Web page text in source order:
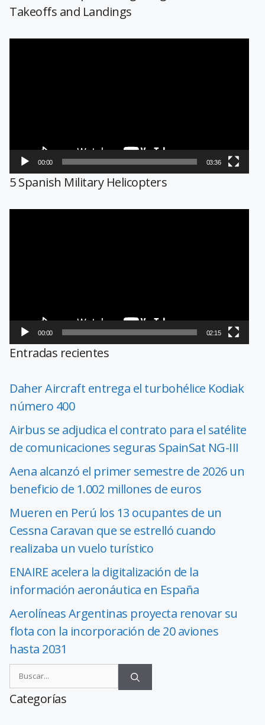
Takeoffs and Landings
00:00 03:36
5 Spanish Military Helicopters
00:00 02:15
Entradas recientes
Daher Aircraft entrega el turbohélice Kodiak
número 400
Airbus se adjudica el contrato para el satélite
de comunicaciones seguras SpainSat NG-III
Aena alcanzó el primer semestre de 2026 un
beneficio de 1.002 millones de euros
Mueren en Perú los 13 ocupantes de un
Cessna Caravan que se estrelló cuando
realizaba un vuelo turístico
ENAIRE acelera la digitalización de la
información aeronáutica en España
Aerolíneas Argentinas proyecta renovar su
flota con la incorporación de 20 aviones
hasta 2031
Categorías